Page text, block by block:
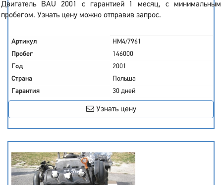
Двигатель BAU 2001 с гарантией 1 месяц, с минимальным
пробегом. Узнать цену можно отправив запрос.
Артикул
HM4/7961
Пробег
146000
Год
2001
Страна
Польша
Гарантия
30 дней
Узнать цену